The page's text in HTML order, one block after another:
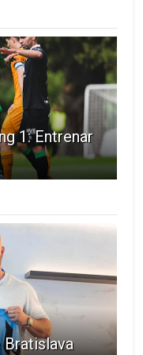
1: Entrenar
Bratislava